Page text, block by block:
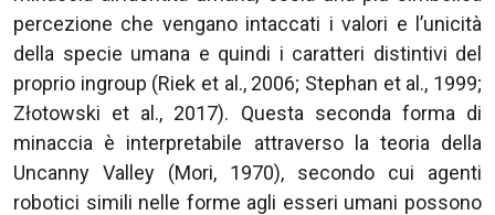
percezione che vengano intaccati i valori e l’unicità
della specie umana e quindi i caratteri distintivi del
proprio ingroup (Riek et al., 2006; Stephan et al., 1999;
Złotowski et al., 2017). Questa seconda forma di
minaccia è interpretabile attraverso la teoria della
Uncanny Valley (Mori, 1970), secondo cui agenti
robotici simili nelle forme agli esseri umani possono